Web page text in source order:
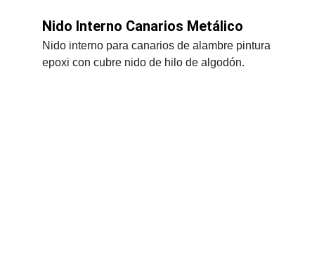
Nido Interno Canarios Metálico
Nido interno para canarios de alambre pintura
epoxi con cubre nido de hilo de algodón.